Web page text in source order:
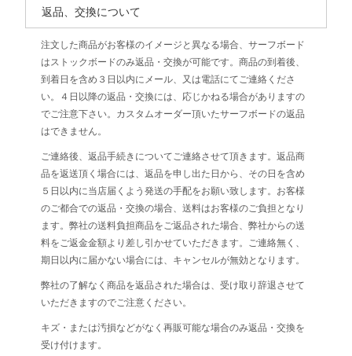
返品、交換について
注文した商品がお客様のイメージと異なる場合、サーフボード
はストックボードのみ返品・交換が可能です。商品の到着後、
到着日を含め３日以内にメール、又は電話にてご連絡くださ
い。４日以降の返品・交換には、応じかねる場合がありますの
でご注意下さい。カスタムオーダー頂いたサーフボードの返品
はできません。
ご連絡後、返品手続きについてご連絡させて頂きます。返品商
品を返送頂く場合には、返品を申し出た日から、その日を含め
５日以内に当店届くよう発送の手配をお願い致します。お客様
のご都合での返品・交換の場合、送料はお客様のご負担となり
ます。弊社の送料負担商品をご返品された場合、弊社からの送
料をご返金金額より差し引かせていただきます。ご連絡無く、
期日以内に届かない場合には、キャンセルが無効となります。
弊社の了解なく商品を返品された場合は、受け取り辞退させて
いただきますのでご注意ください。
キズ・または汚損などがなく再販可能な場合のみ返品・交換を
受け付けます。